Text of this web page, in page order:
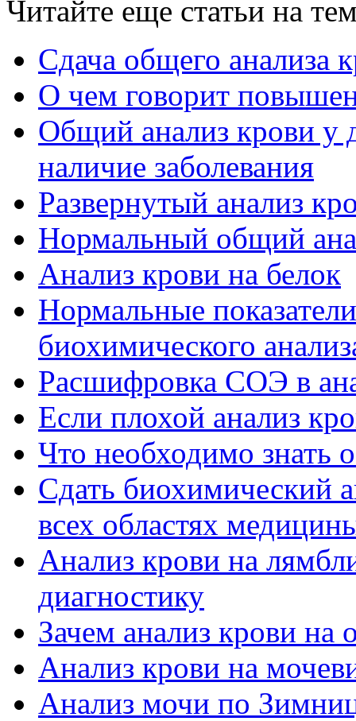
Читайте еще статьи на
Сдача общего анализа
О чем говорит
Общий анализ крови у
наличие заболевания
Развернутый анализ
Нормальный общий
Анализ крови на белок
Нормальные
биохимического
Расшифровка СОЭ в
Если плохой анализ
Что необходимо знать
Сдать биохимический
всех областях
Анализ крови на
диагностику
Зачем анализ крови на
Анализ крови на
Анализ мочи по